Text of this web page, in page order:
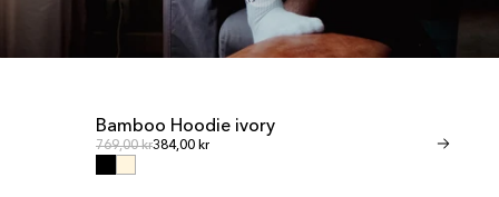
Bamboo Hoodie ivory
Normalpreis
769,00 krNormalpreis
384,00 kr Normalpreis
461,00 kr